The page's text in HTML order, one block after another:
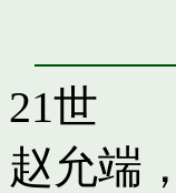
21世
赵允端